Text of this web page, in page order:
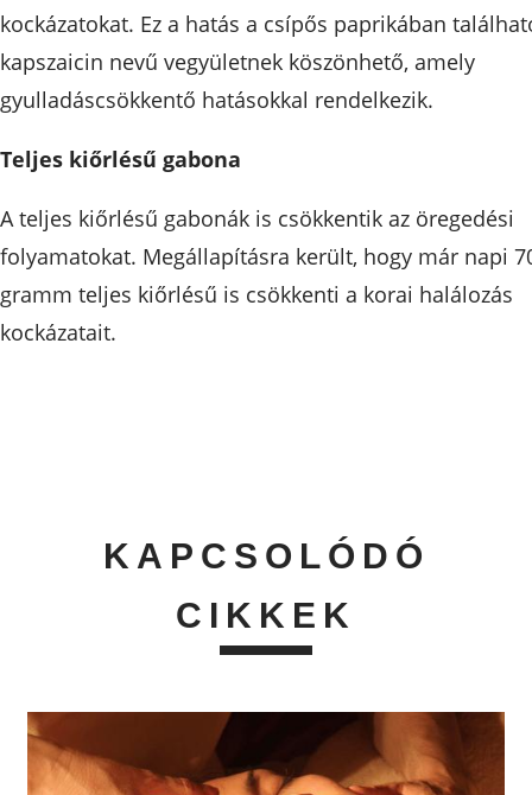
kockázatokat. Ez a hatás a csípős paprikában
kapszaicin nevű vegyületnek köszönhető, amely
gyulladáscsökkentő hatásokkal rendelkezik.
Teljes kiőrlésű gabona
A teljes kiőrlésű gabonák is csökkentik az öregedési
folyamatokat. Megállapításra került, hogy már napi
gramm teljes kiőrlésű is csökkenti a korai halálozás
kockázatait.
KAPCSOLÓDÓ
CIKKEK